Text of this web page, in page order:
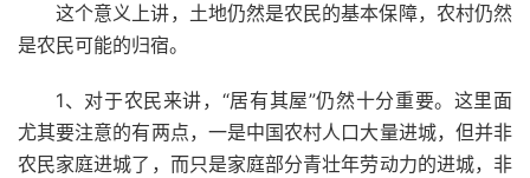
这个意义上讲，土地仍然是农民的基本保障，农村仍然
是农民可能的归宿。
1、对于农民来讲，“居有其屋”仍然十分重要。这里面
尤其要注意的有两点，一是中国农村人口大量进城，但并非
农民家庭进城了，而只是家庭部分青壮年劳动力的进城，非